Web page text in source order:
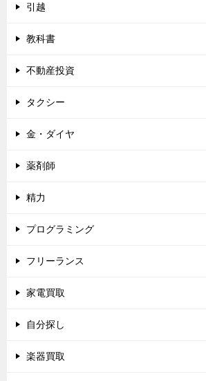
引越
教科書
不動産投資
タクシー
金・ダイヤ
薬剤師
精力
プログラミング
フリーランス
家電買取
自分探し
楽器買取